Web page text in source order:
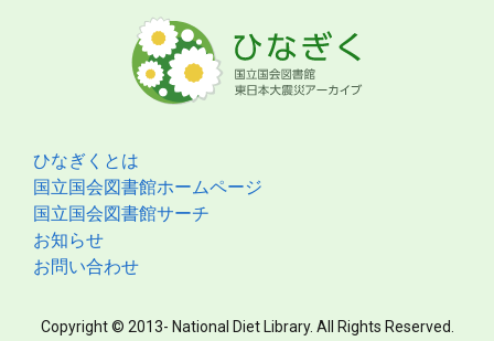
ひなぎくとは
国立国会図書館ホームページ
国立国会図書館サーチ
お知らせ
お問い合わせ
Copyright © 2013- National Diet Library. All Rights Reserved.